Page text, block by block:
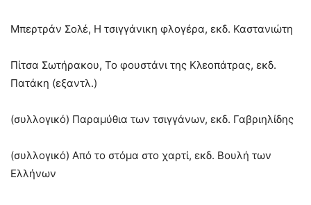
Μπερτράν Σολέ, Η τσιγγάνικη φλογέρα, εκδ. Καστανιώτη
Πίτσα Σωτήρακου, Το φουστάνι της Κλεοπάτρας, εκδ.
Πατάκη (εξαντλ.)
(συλλογικό) Παραμύθια των τσιγγάνων, εκδ. Γαβριηλίδης
(συλλογικό) Από το στόμα στο χαρτί, εκδ. Βουλή των
Ελλήνων